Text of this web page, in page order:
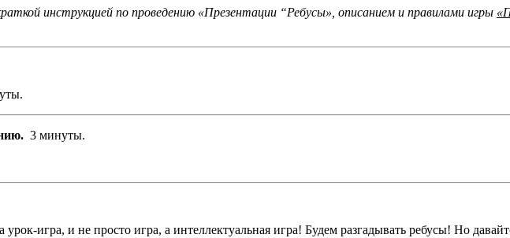
инструкцией по проведению «Презентации “Ребусы», описанием и правилами игры
3 минуты.
урок-игра, и не просто игра, а интеллектуальная игра! Будем разгадывать ребусы! Но